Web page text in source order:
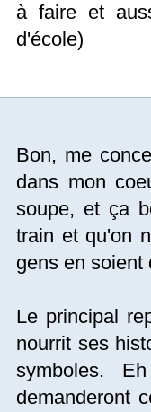
à faire et
d'école)
Bon, me
dans mon
soupe, et ça
train et qu'on
gens en soient
Le principal
nourrit ses
symboles.
demanderont